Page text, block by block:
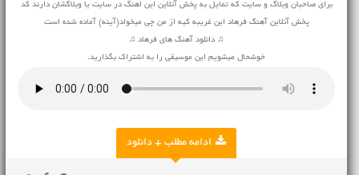
برای صاحبان وبلاگ و سایت که تمایل به پخش آنلاین این اهنگ در سایت یا وبلاگشان دارند کد
پخش آنلاین آهنگ فرهاد این غریبه کیه از من چی میخواد(آینه) آماده شده است
♫ دانلود آهنگ های فرهاد ♫
خوشحال میشویم این موسیقی را به اشتراک بگذارید.
ادامه مطلب + دانلود